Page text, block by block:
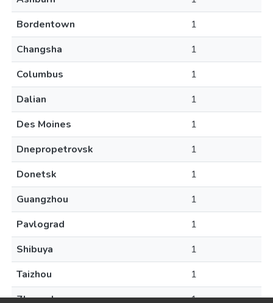
Bordentown
1
Changsha
1
Columbus
1
Dalian
1
Des Moines
1
Dnepropetrovsk
1
Donetsk
1
Guangzhou
1
Pavlograd
1
Shibuya
1
Taizhou
1
Zhengzhou
1